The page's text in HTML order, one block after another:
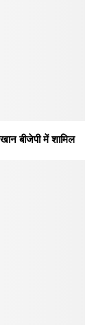
बीजेपी में शामिल